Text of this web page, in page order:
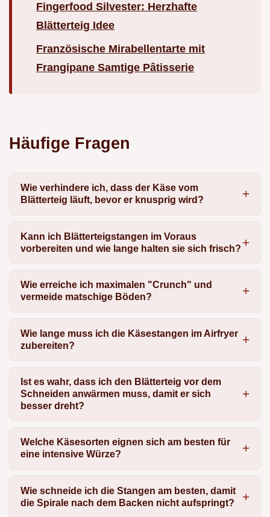
Fingerfood Silvester: Herzhafte
Blätterteig Idee
Französische Mirabellentarte mit
Frangipane Samtige Pâtisserie
Häufige Fragen
Wie verhindere ich, dass der Käse vom
Blätterteig läuft, bevor er knusprig wird?
Kann ich Blätterteigstangen im Voraus
vorbereiten und wie lange halten sie sich frisch?
Wie erreiche ich maximalen "Crunch" und
vermeide matschige Böden?
Wie lange muss ich die Käsestangen im Airfryer
zubereiten?
Ist es wahr, dass ich den Blätterteig vor dem
Schneiden anwärmen muss, damit er sich
besser dreht?
Welche Käsesorten eignen sich am besten für
eine intensive Würze?
Wie schneide ich die Stangen am besten, damit
die Spirale nach dem Backen nicht aufspringt?